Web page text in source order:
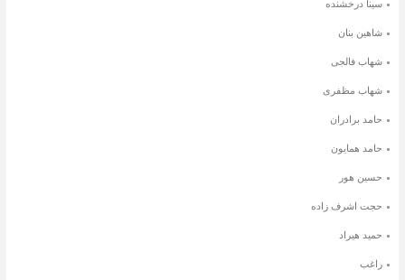
سینا درخشنده
شاهین بنان
شهاب فالجی
شهاب مظفری
حامد برادران
حامد همایون
حسین هور
حجت اشرف زاده
حمید هیراد
راغب